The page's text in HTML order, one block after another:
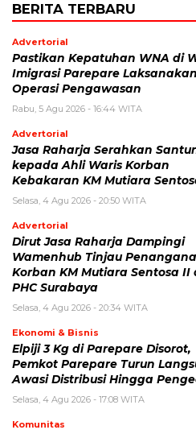
BERITA TERBARU
Advertorial
Pastikan Kepatuhan WNA di
Imigrasi Parepare Laksanakan
Operasi Pengawasan
Rabu, 5 Agu 2026 - 16:44 WITA
Advertorial
Jasa Raharja Serahkan
kepada Ahli Waris Korban
Kebakaran KM Mutiara
Selasa, 4 Agu 2026 - 20:50 WITA
Advertorial
Dirut Jasa Raharja Dampingi
Wamenhub Tinjau
Korban KM Mutiara Sentosa II
PHC Surabaya
Selasa, 4 Agu 2026 - 20:34 WITA
Ekonomi & Bisnis
Elpiji 3 Kg di Parepare Disorot,
Pemkot Parepare Turun
Awasi Distribusi Hingga
Selasa, 4 Agu 2026 - 17:08 WITA
Komunitas